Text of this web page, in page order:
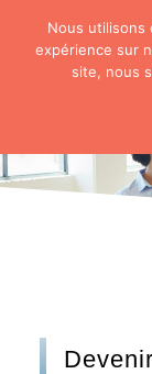
Nous utilisons
expérience sur
site, nous